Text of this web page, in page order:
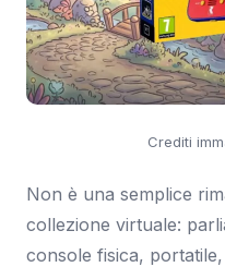
Crediti
Non è una semplice
collezione virtuale:
console fisica,